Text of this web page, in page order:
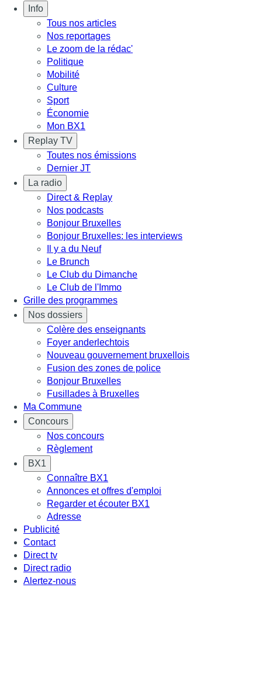
Info
Tous nos articles
Nos reportages
Le zoom de la rédac'
Politique
Mobilité
Culture
Sport
Économie
Mon BX1
Replay TV
Toutes nos émissions
Dernier JT
La radio
Direct & Replay
Nos podcasts
Bonjour Bruxelles
Bonjour Bruxelles: les interviews
Il y a du Neuf
Le Brunch
Le Club du Dimanche
Le Club de l'Immo
Grille des programmes
Nos dossiers
Colère des enseignants
Foyer anderlechtois
Nouveau gouvernement bruxellois
Fusion des zones de police
Bonjour Bruxelles
Fusillades à Bruxelles
Ma Commune
Concours
Nos concours
Règlement
BX1
Connaître BX1
Annonces et offres d'emploi
Regarder et écouter BX1
Adresse
Publicité
Contact
Direct tv
Direct radio
Alertez-nous